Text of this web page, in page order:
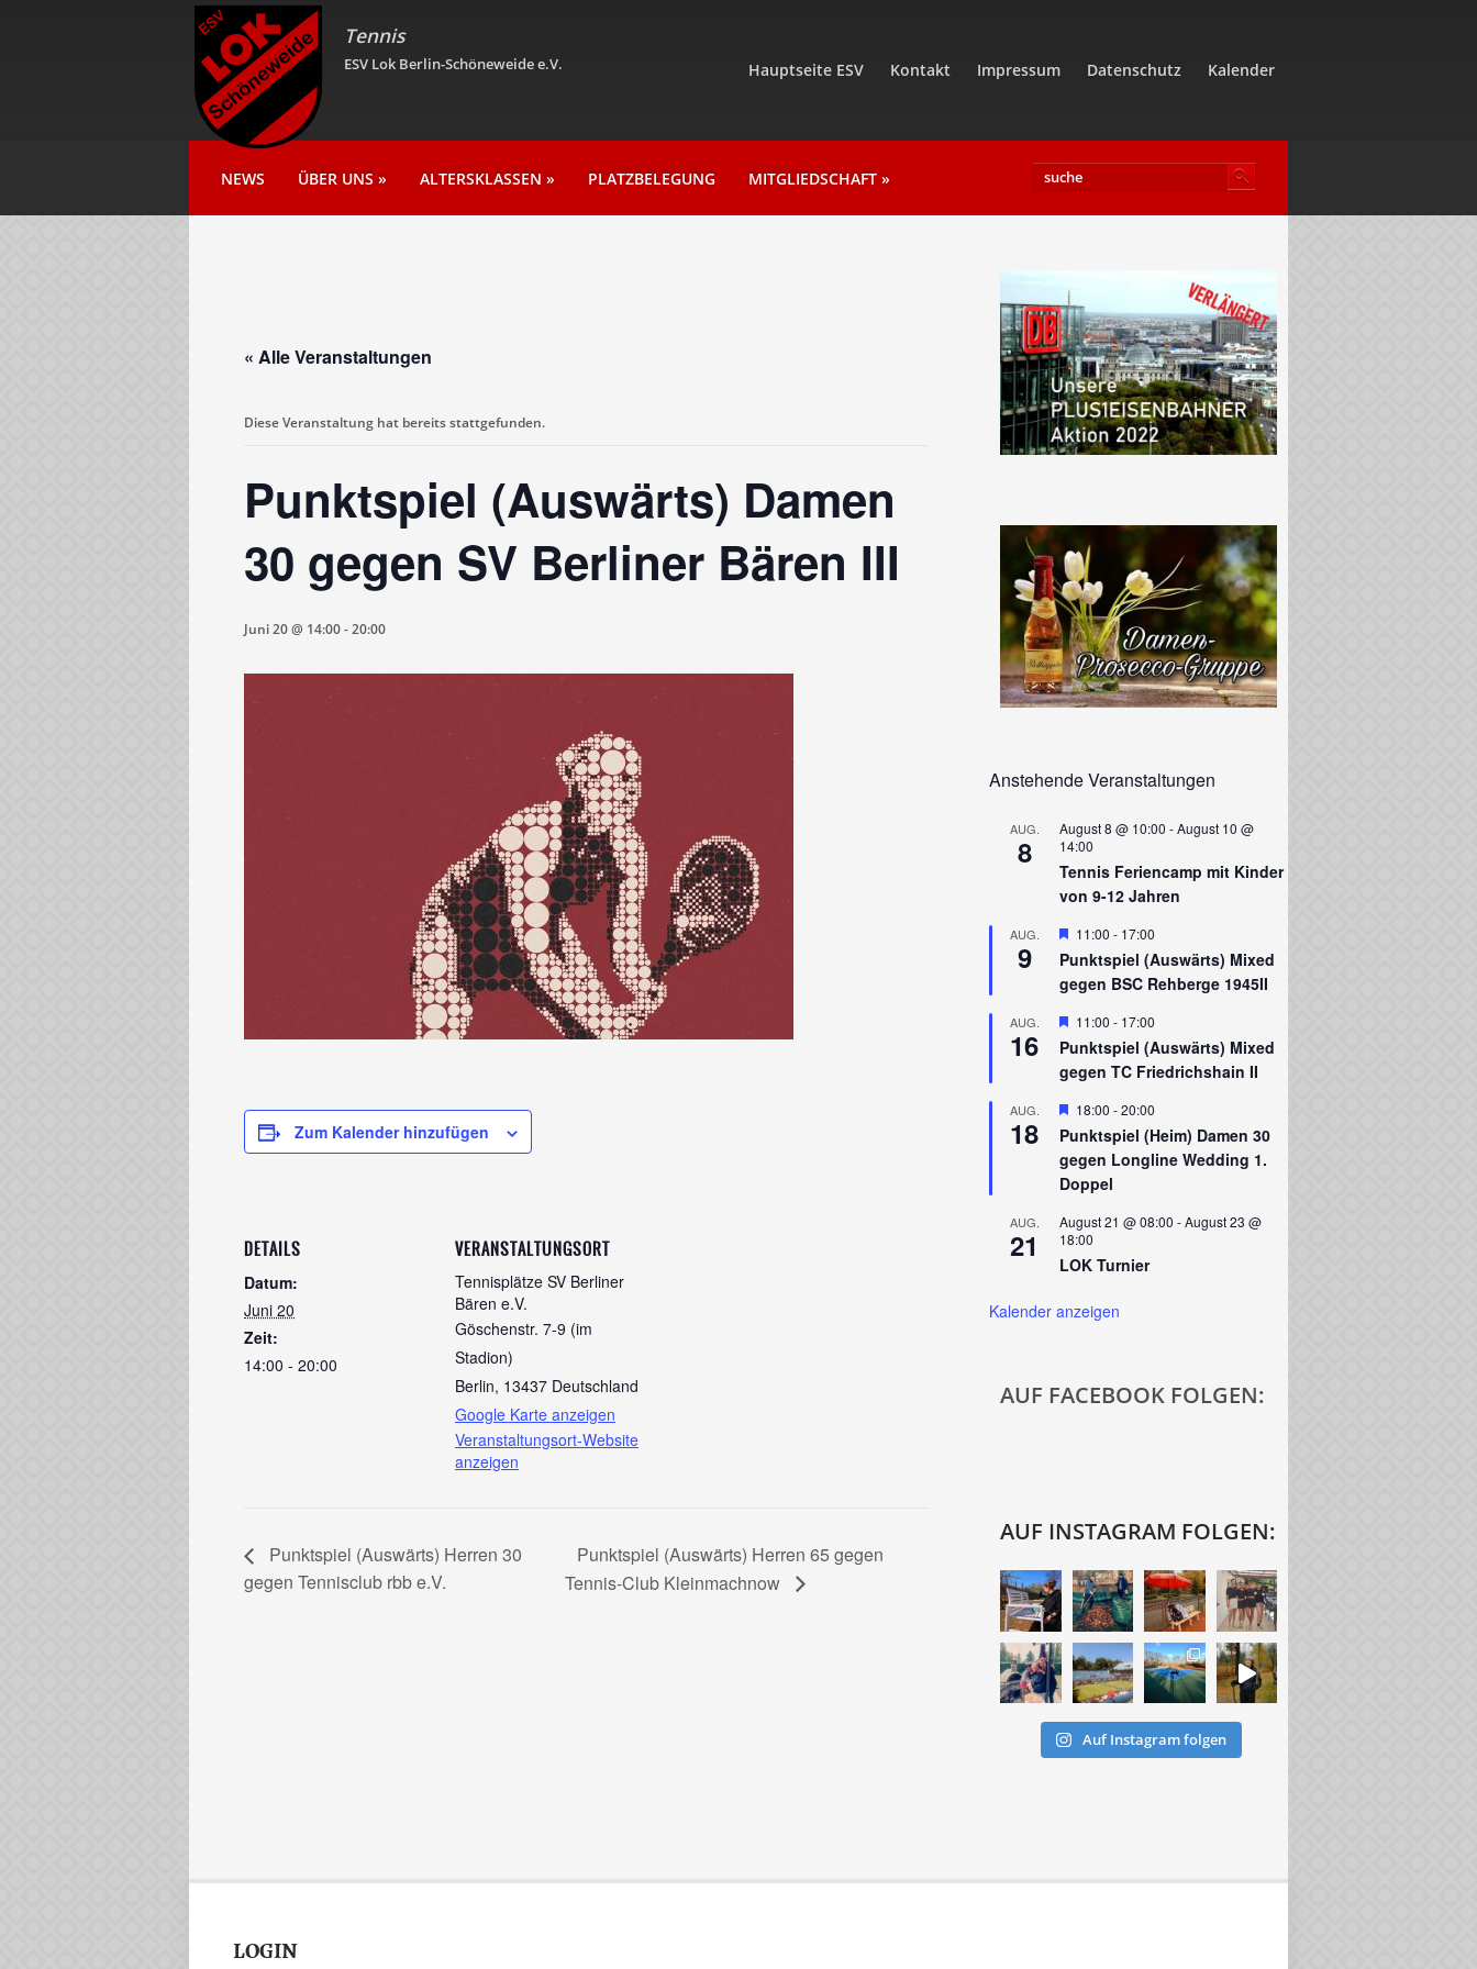
Tennis
ESV Lok Berlin-Schöneweide e.V. Hauptseite ESV Kontakt Impressum Datenschutz Kalender
NEWS ÜBER UNS » ALTERSKLASSEN » PLATZBELEGUNG MITGLIEDSCHAFT »
Anstehende Veranstaltungen
AUG.
8
August 8 @ 10:00 -August 10 @
14:00
Tennis Feriencamp mit Kinder
von 9-12 Jahren
AUG.
9
Hervorgehoben
11:00 - 17:00
Punktspiel (Auswärts) Mixed
gegen BSC Rehberge 1945II
AUG.
16
Hervorgehoben
11:00 - 17:00
Punktspiel (Auswärts) Mixed
gegen TC Friedrichshain II
AUG.
18
Hervorgehoben
18:00 -20:00
Punktspiel (Heim) Damen 30
gegen Longline Wedding 1.
Doppel
AUG.
21
August 21 @ 08:00 -August 23 @
18:00
LOK Turnier
Kalender anzeigen
AUF FACEBOOK FOLGEN:
AUF INSTAGRAM FOLGEN:
Auf Instagram folgen
« Alle Veranstaltungen
Diese Veranstaltung hat bereits stattgefunden.
Punktspiel (Auswärts) Damen
30 gegen SV Berliner Bären III
Juni 20 @ 14:00-20:00
Zum Kalender hinzufügen
DETAILS
Datum:
Juni 20
Zeit:
14:00 - 20:00
VERANSTALTUNGSORT
Tennisplätze SV Berliner
Bären e.V.
Göschenstr. 7-9 (im
Stadion)
Berlin, 13437 Deutschland
Google Karte anzeigen
Veranstaltungsort-Website
anzeigen
Punktspiel (Auswärts) Herren 30
gegen Tennisclub rbb e.V.
Punktspiel (Auswärts) Herren 65 gegen
Tennis-Club Kleinmachnow
LOGIN